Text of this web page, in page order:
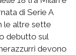
di Serie A
le altre sette
debutto sul
devono